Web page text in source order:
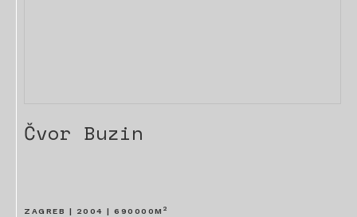
Čvor Buzin
ZAGREB | 2004 | 690000M 2